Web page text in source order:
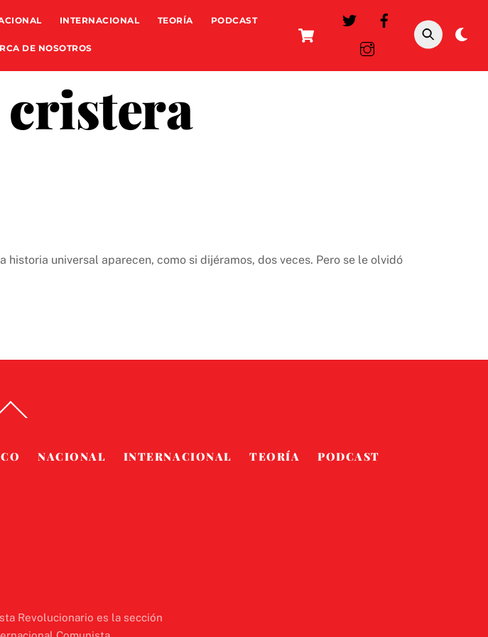
Cart
INTERNACIONAL TEORÍA PODCAST
DE NOSOTROS
universal aparecen, como si dijéramos, dos veces. Pero se le olvidó
To
NACIONAL INTERNACIONAL TEORÍA
PODCAST
Revolucionario es la sección